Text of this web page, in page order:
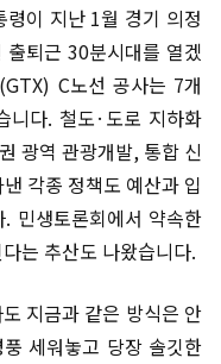
이 지난 1월 경기 의정
퇴근 30분시대를 열겠
C노선 공사는 7개
니다. 철도·도로 지하화
광역 관광개발, 통합 신
각종 정책도 예산과 입
민생토론회에서 약속한
는 추산도 나왔습니다.
지금과 같은 방식은 안
세워놓고 당장 솔깃한